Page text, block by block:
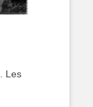
Les